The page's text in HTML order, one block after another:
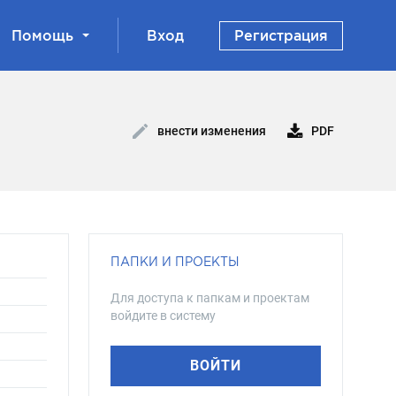
Помощь Вход Регистрация
внести изменения PDF
ПАПКИ И ПРОЕКТЫ
Для доступа к папкам и проектам
войдите в систему
ВОЙТИ